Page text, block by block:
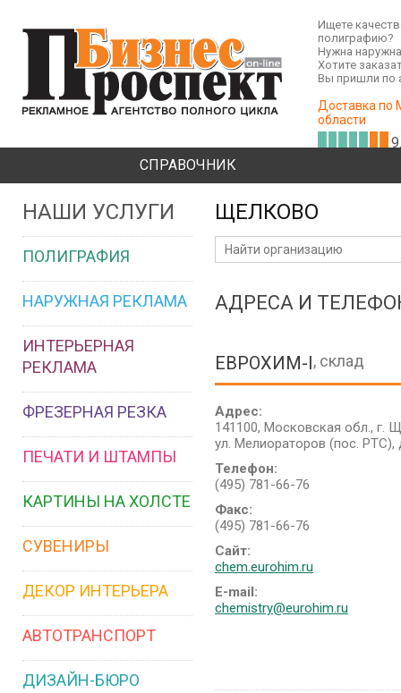
Ищете
полиграфию?
Нужна
Хотите
Вы пришли по
Доставка по
области
СПРАВОЧНИК
НАШИ УСЛУГИ
ПОЛИГРАФИЯ
НАРУЖНАЯ РЕКЛАМА
ИНТЕРЬЕРНАЯ
РЕКЛАМА
ФРЕЗЕРНАЯ РЕЗКА
ПЕЧАТИ И ШТАМПЫ
КАРТИНЫ НА ХОЛСТЕ
СУВЕНИРЫ
ДЕКОР ИНТЕРЬЕРА
АВТОТРАНСПОРТ
ДИЗАЙН-БЮРО
ЩЕЛКОВО
АДРЕСА И
ЕВРОХИМ-I, склад
Адрес:
141100, Московская обл., г.
ул. Мелиораторов (пос. РТС),
Телефон:
(495) 781-66-76
Факс:
(495) 781-66-76
Сайт:
chem.eurohim.ru
E-mail:
chemistry@eurohim.ru